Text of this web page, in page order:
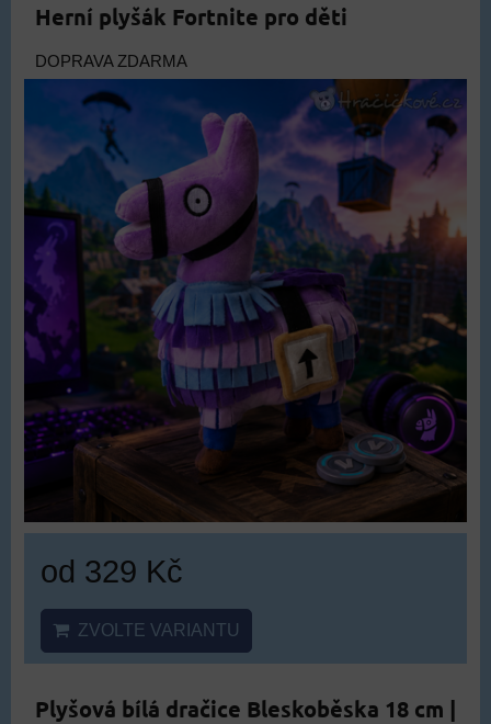
Herní plyšák Fortnite pro děti
DOPRAVA ZDARMA
od 329 Kč
ZVOLTE VARIANTU
Plyšová bílá dračice Bleskoběska 18 cm |